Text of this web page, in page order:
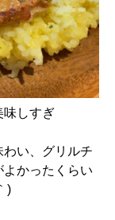
味しすぎ
い、グリルチ
かったくらい
)